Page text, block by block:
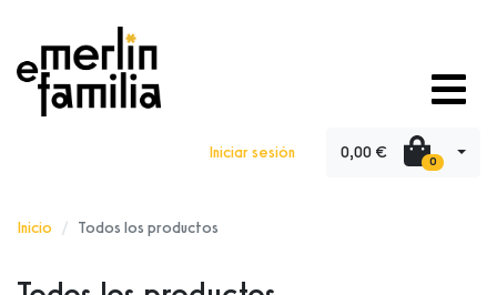
Iniciar sesión 0,00 € 0
Inicio Todos los productos